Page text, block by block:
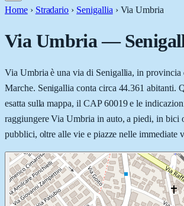
Home › Stradario › Senigallia › Via Umbria
Via Umbria—
Via Umbria è una via di Senigallia, in
Marche. Senigallia conta circa 44.361 abitanti.
esatta sulla mappa, il CAP 60019 e le
raggiungere Via Umbria in auto, a piedi, in bici
pubblici, oltre alle vie e piazze nelle immediate